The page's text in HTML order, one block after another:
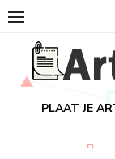
Ga
inhoud
PLAAT JE